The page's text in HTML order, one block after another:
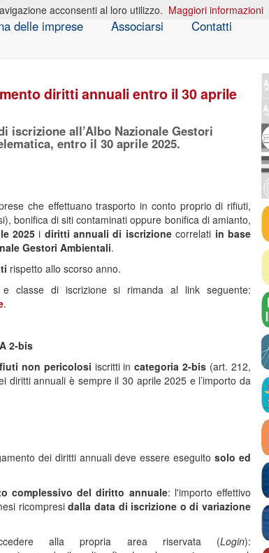
delle imprese Associarsi Contatti
diritti annuali entro il 30 aprile
all’Albo Nazionale Gestori
entro il 30 aprile 2025.
che effettuano trasporto in conto proprio di rifiuti,
bonifica di siti contaminati oppure bonifica di amianto,
2025i diritti annuali di iscrizionecorrelati in base
Gestori Ambientali.
rispetto allo scorso anno.
classe di iscrizione si rimanda al link seguente:
.
2-bis
non pericolosi iscritti incategoria 2-bis (art. 212,
annuali è sempre il 30 aprile 2025 e l’importo da
dei diritti annuali deve essere eseguitosolo ed
complessivo del diritto annuale: l'importo effettivo
ricompresidalla data di iscrizione o di variazione
alla propria area riservata (Login):
acconsenti al loro utilizzo. Maggiori informazioni